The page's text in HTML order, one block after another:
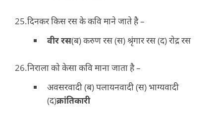
दिनकर किस रस के कवि माने जाते है –
वीर रस(ब) करुण रस (स) श्रृंगार रस (द) रोद्र रस
निराला को केसा कवि माना जाता है –
अवसरवादी (ब) पलायनवादी (स) भाग्यवादी
(द)क्रांतिकारी